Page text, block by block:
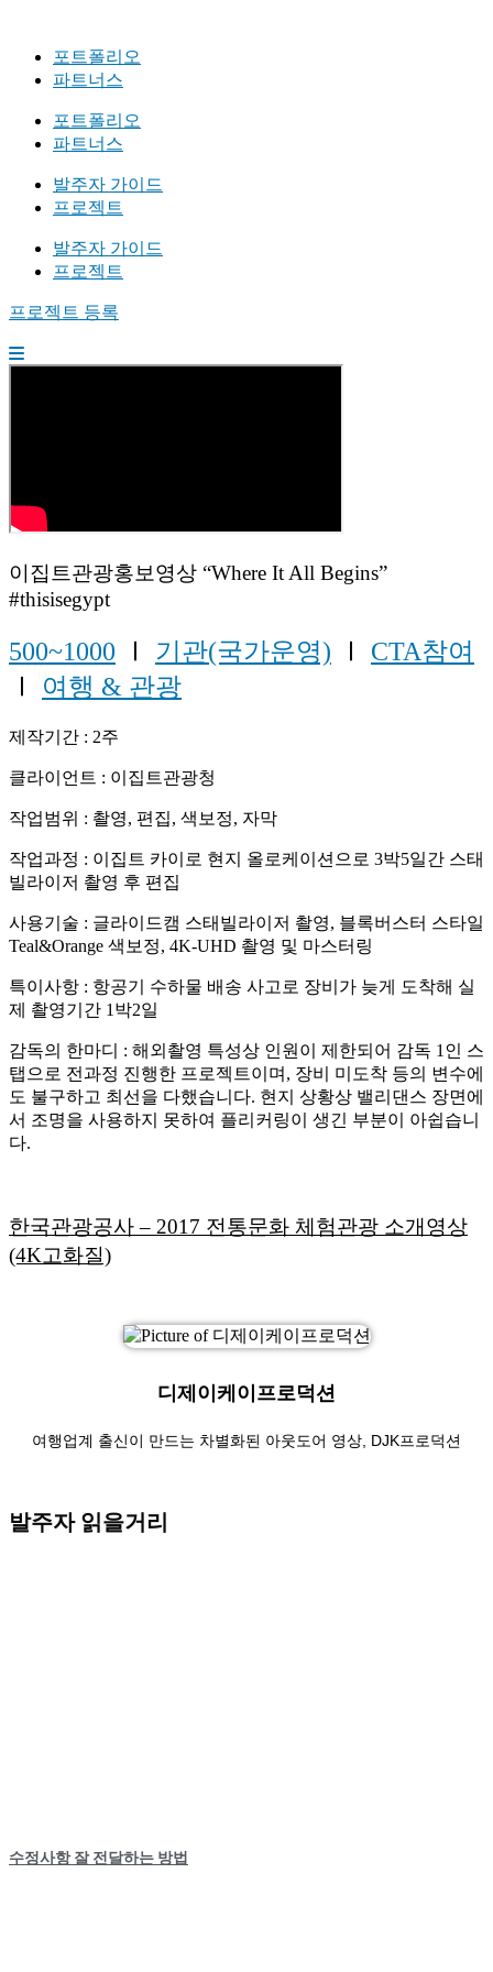
포트폴리오
파트너스
포트폴리오
파트너스
발주자 가이드
프로젝트
발주자 가이드
프로젝트
프로젝트 등록
이집트관광홍보영상 “Where It All Begins”
#thisisegypt
500~1000 Ⅰ 기관(국가운영) Ⅰ CTA참여
Ⅰ 여행 & 관광
제작기간 : 2주
클라이언트 : 이집트관광청
작업범위 : 촬영, 편집, 색보정, 자막
작업과정 : 이집트 카이로 현지 올로케이션으로 3박5일간 스태
빌라이저 촬영 후 편집
사용기술 : 글라이드캠 스태빌라이저 촬영, 블록버스터 스타일
Teal&Orange 색보정, 4K-UHD 촬영 및 마스터링
특이사항 : 항공기 수하물 배송 사고로 장비가 늦게 도착해 실
제 촬영기간 1박2일
감독의 한마디 : 해외촬영 특성상 인원이 제한되어 감독 1인 스
탭으로 전과정 진행한 프로젝트이며, 장비 미도착 등의 변수에
도 불구하고 최선을 다했습니다. 현지 상황상 밸리댄스 장면에
서 조명을 사용하지 못하여 플리커링이 생긴 부분이 아쉽습니
다.
한국관광공사 – 2017 전통문화 체험관광 소개영상
(4K고화질)
디제이케이프로덕션
여행업계 출신이 만드는 차별화된 아웃도어 영상, DJK프로덕션
발주자 읽을거리
수정사항 잘 전달하는 방법